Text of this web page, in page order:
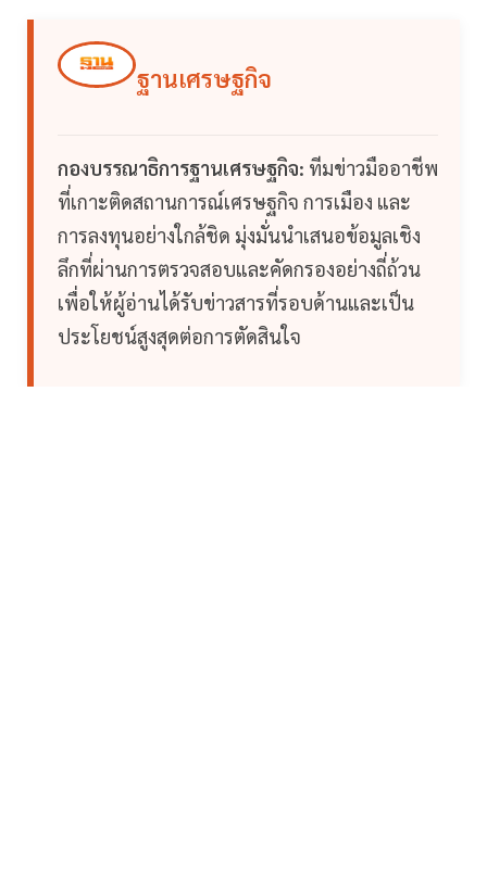
ฐานเศรษฐกิจ
กองบรรณาธิการฐานเศรษฐกิจ: ทีมข่าวมืออาชีพ
ที่เกาะติดสถานการณ์เศรษฐกิจ การเมือง และ
การลงทุนอย่างใกล้ชิด มุ่งมั่นนำเสนอข้อมูลเชิง
ลึกที่ผ่านการตรวจสอบและคัดกรองอย่างถี่ถ้วน
เพื่อให้ผู้อ่านได้รับข่าวสารที่รอบด้านและเป็น
ประโยชน์สูงสุดต่อการตัดสินใจ